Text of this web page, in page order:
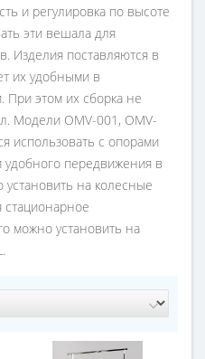
и регулировка по высоте
эти вешала для
Изделия поставляются в
их удобными в
При этом их сборка не
Модели OMV-001, OMV-
использовать с опорами
передвижения в
на колесные
стационарное
можно установить на